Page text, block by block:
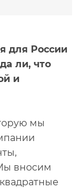
для России
ли, что
и
мы
вносим